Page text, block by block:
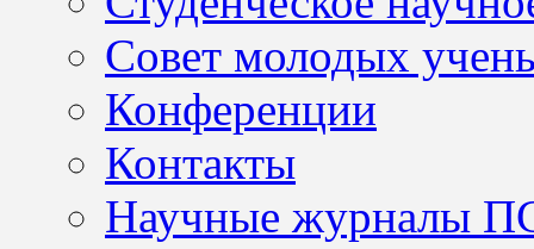
Совет молодых
Конференции
Контакты
Научные журналы